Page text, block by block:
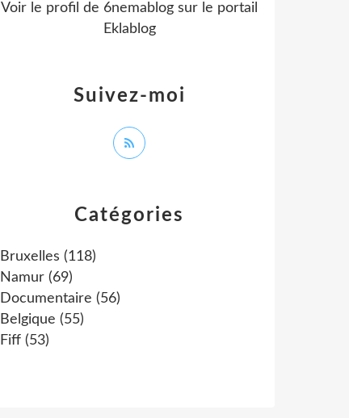
Catégories
Bruxelles (118)
Namur (69)
Documentaire (56)
Belgique (55)
Fiff (53)
Suivez-moi
Voir le profil de 6nemablog sur le portail
Eklablog